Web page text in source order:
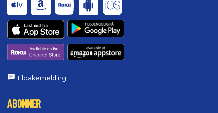
Tilbakemelding
ABONNER